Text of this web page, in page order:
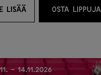
LUE LISÄÄ
LISÄÄ OSTA LIPPUJA
- 14.11.2026